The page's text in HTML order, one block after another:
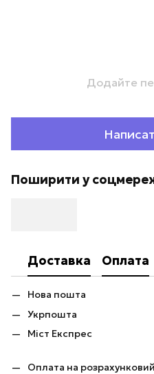
Додайте
Поширити у
Доставка Оплата
Нова пошта
Укрпошта
Міст Експрес
Оплата на